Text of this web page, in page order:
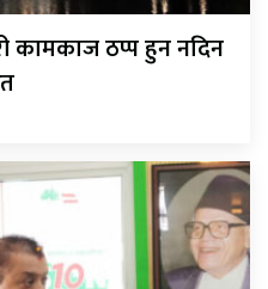
कामकाज ठप्प हुन नदिन